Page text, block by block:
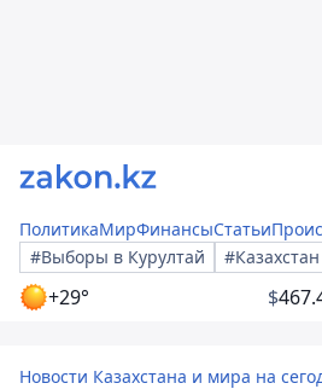
ПолитикаМирФинансыСтатьи
#Выборы в Курултай
+29° $
Новости Казахстана и мира на